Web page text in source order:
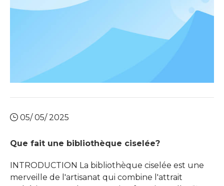
05/ 05/ 2025
Que fait une bibliothèque ciselée?
INTRODUCTION La bibliothèque ciselée est une
merveille de l'artisanat qui combine l'attrait